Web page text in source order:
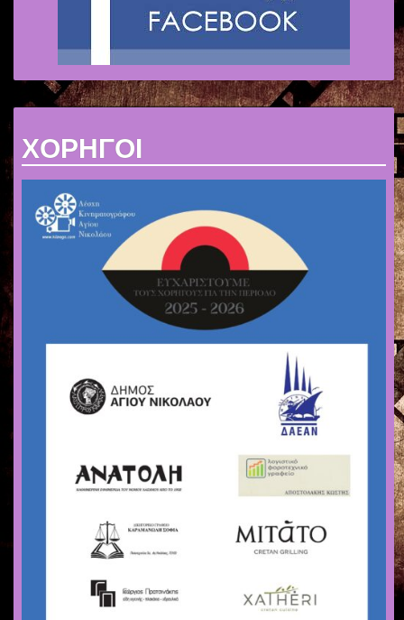
ΧΟΡΗΓΟΙ